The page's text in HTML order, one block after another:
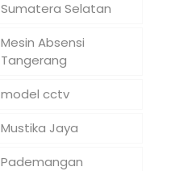
Sumatera Selatan
Mesin Absensi
Tangerang
model cctv
Mustika Jaya
Pademangan